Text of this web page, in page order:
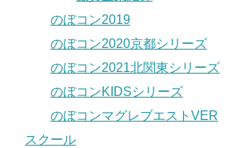
のぼコン2019
のぼコン2020京都シリーズ
のぼコン2021北関東シリーズ
のぼコンKIDSシリーズ
のぼコンマグレブエストVER
スクール